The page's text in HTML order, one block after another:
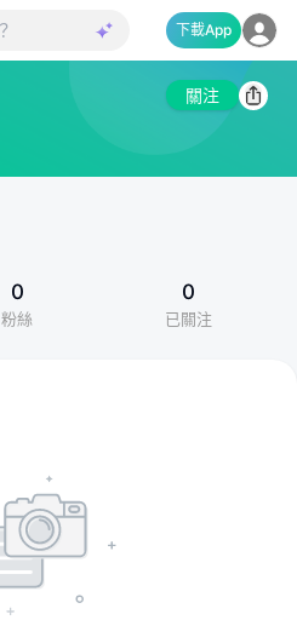
下載App
關注
0
粉絲
0
已關注